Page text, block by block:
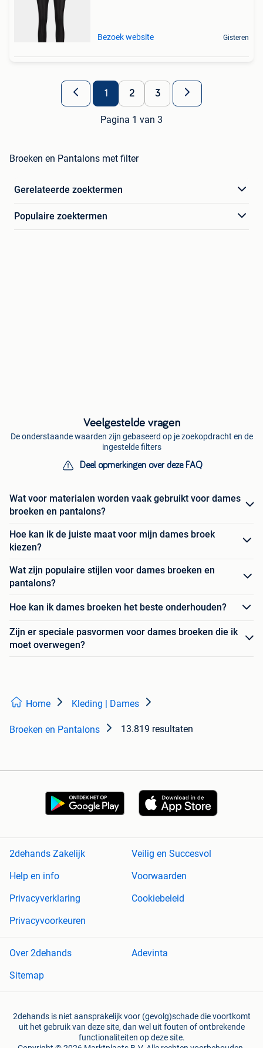
Bezoek website Gisteren
1 2 3
Pagina 1 van 3
Broeken en Pantalons met filter
Gerelateerde zoektermen
Populaire zoektermen
Veelgestelde vragen
De onderstaande waarden zijn gebaseerd op je zoekopdracht en de
ingestelde filters
Deel opmerkingen over deze FAQ
Wat voor materialen worden vaak gebruikt voor dames
broeken en pantalons?
Hoe kan ik de juiste maat voor mijn dames broek
kiezen?
Wat zijn populaire stijlen voor dames broeken en
pantalons?
Hoe kan ik dames broeken het beste onderhouden?
Zijn er speciale pasvormen voor dames broeken die ik
moet overwegen?
Home Kleding | Dames
Broeken en Pantalons 13.819 resultaten
2dehands Zakelijk
Veilig en Succesvol
Help en info
Voorwaarden
Privacyverklaring
Cookiebeleid
Privacyvoorkeuren
Over 2dehands
Adevinta
Sitemap
2dehands is niet aansprakelijk voor (gevolg)schade die voortkomt
uit het gebruik van deze site, dan wel uit fouten of ontbrekende
functionaliteiten op deze site.